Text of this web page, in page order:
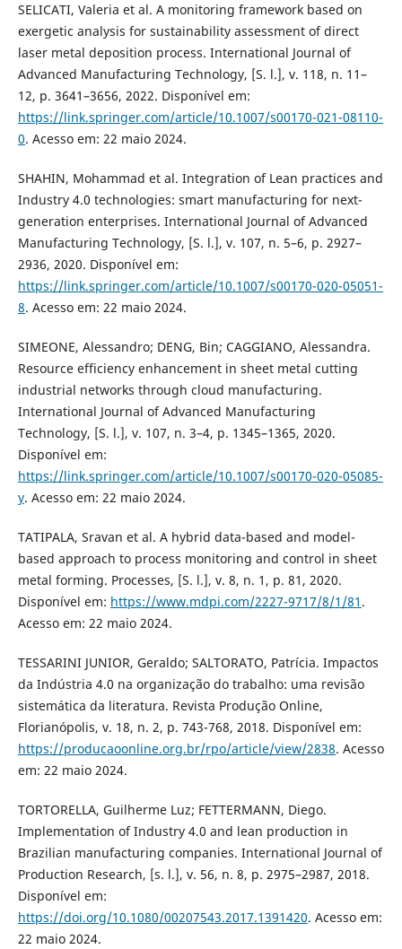
SELICATI, Valeria et al. A monitoring framework based on
exergetic analysis for sustainability assessment of direct
laser metal deposition process. International Journal of
Advanced Manufacturing Technology, [S. l.], v. 118, n. 11–
12, p. 3641–3656, 2022. Disponível em:
https://link.springer.com/article/10.1007/s00170-021-08110-
0. Acesso em: 22 maio 2024.
SHAHIN, Mohammad et al. Integration of Lean practices and
Industry 4.0 technologies: smart manufacturing for next-
generation enterprises. International Journal of Advanced
Manufacturing Technology, [S. l.], v. 107, n. 5–6, p. 2927–
2936, 2020. Disponível em:
https://link.springer.com/article/10.1007/s00170-020-05051-
8. Acesso em: 22 maio 2024.
SIMEONE, Alessandro; DENG, Bin; CAGGIANO, Alessandra.
Resource efficiency enhancement in sheet metal cutting
industrial networks through cloud manufacturing.
International Journal of Advanced Manufacturing
Technology, [S. l.], v. 107, n. 3–4, p. 1345–1365, 2020.
Disponível em:
https://link.springer.com/article/10.1007/s00170-020-05085-
y. Acesso em: 22 maio 2024.
TATIPALA, Sravan et al. A hybrid data-based and model-
based approach to process monitoring and control in sheet
metal forming. Processes, [S. l.], v. 8, n. 1, p. 81, 2020.
Disponível em: https://www.mdpi.com/2227-9717/8/1/81 .
Acesso em: 22 maio 2024.
TESSARINI JUNIOR, Geraldo; SALTORATO, Patrícia. Impactos
da Indústria 4.0 na organização do trabalho: uma revisão
sistemática da literatura. Revista Produção Online,
Florianópolis, v. 18, n. 2, p. 743-768, 2018. Disponível em:
https://producaoonline.org.br/rpo/article/view/2838. Acesso
em: 22 maio 2024.
TORTORELLA, Guilherme Luz; FETTERMANN, Diego.
Implementation of Industry 4.0 and lean production in
Brazilian manufacturing companies. International Journal of
Production Research, [s. l.], v. 56, n. 8, p. 2975–2987, 2018.
Disponível em:
https://doi.org/10.1080/00207543.2017.1391420. Acesso em:
22 maio 2024.